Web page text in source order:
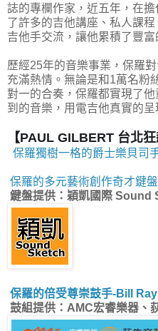
誌的專欄作家，近五年，在
了許多的吉他講座、私人課
吉他手交流，讓他累積了豐富
歷經25年的音樂事業，保羅
充滿熱情。無論是和1萬名粉
對一的合奏，保羅都實現了
到的音樂，用電吉他真實的呈
【PAUL GILBERT 台北
保羅獨樹一格的爵士樂貝司
保羅的多元藝術創作奇才鍵
鍵盤提供 ：穎凱國際 Sound
保羅的倍受尊崇鼓手-Bill Ray
鼓組提供：AMC宏睿樂器、